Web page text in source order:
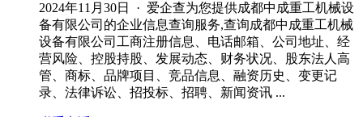
2024年11月30日 · 爱企查为您提供成都中成重工机械设
备有限公司的企业信息查询服务,查询成都中成重工机械
设备有限公司工商注册信息、电话邮箱、公司地址、经
营风险、控股持股、发展动态、财务状况、股东法人高
管、商标、品牌项目、竞品信息、融资历史、变更记
录、法律诉讼、招投标、招聘、新闻资讯 ...